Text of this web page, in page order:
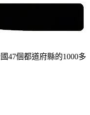
47個都道府縣的1000多